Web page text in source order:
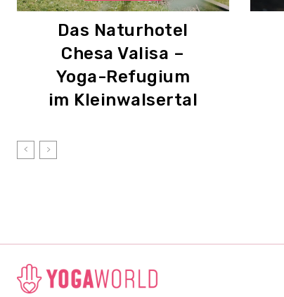
Das Naturhotel
Chesa Valisa –
Yoga-Refugium
im Kleinwalsertal